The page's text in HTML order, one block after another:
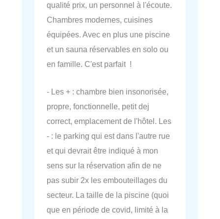
qualité prix, un personnel à l'écoute.
Chambres modernes, cuisines
équipées. Avec en plus une piscine
et un sauna réservables en solo ou
en famille. C'est parfait !
- Les + : chambre bien insonorisée,
propre, fonctionnelle, petit dej
correct, emplacement de l'hôtel. Les
- : le parking qui est dans l'autre rue
et qui devrait être indiqué à mon
sens sur la réservation afin de ne
pas subir 2x les embouteillages du
secteur. La taille de la piscine (quoi
que en période de covid, limité à la